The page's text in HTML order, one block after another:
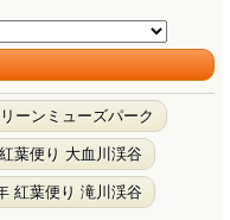
ーンミューズパーク
葉便り 大血川渓谷
紅葉便り 滝川渓谷